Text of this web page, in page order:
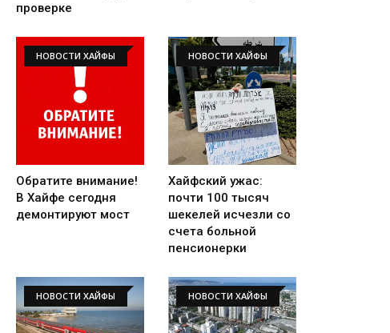
проверке
НОВОСТИ ХАЙФЫ
Обратите внимание!
В Хайфе сегодня
демонтируют мост
НОВОСТИ ХАЙФЫ
Хайфский ужас:
почти 100 тысяч
шекелей исчезли со
счета больной
пенсионерки
НОВОСТИ ХАЙФЫ НОВОСТИ ХАЙФЫ